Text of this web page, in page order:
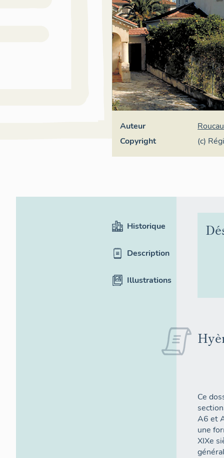
Auteur
Copyright
(c)
Historique
Description
Illustrations
Ce
A6 et
une
XIXe